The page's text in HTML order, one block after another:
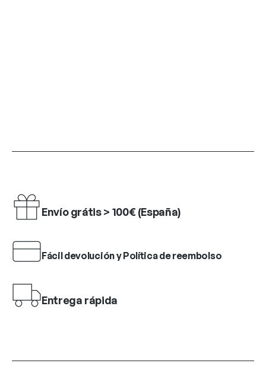
Envío grátis > 100€ (España)
Fácil devolución y Política de reembolso
Entrega rápida